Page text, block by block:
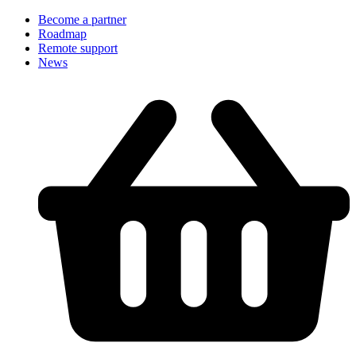
Become a partner
Roadmap
Remote support
News